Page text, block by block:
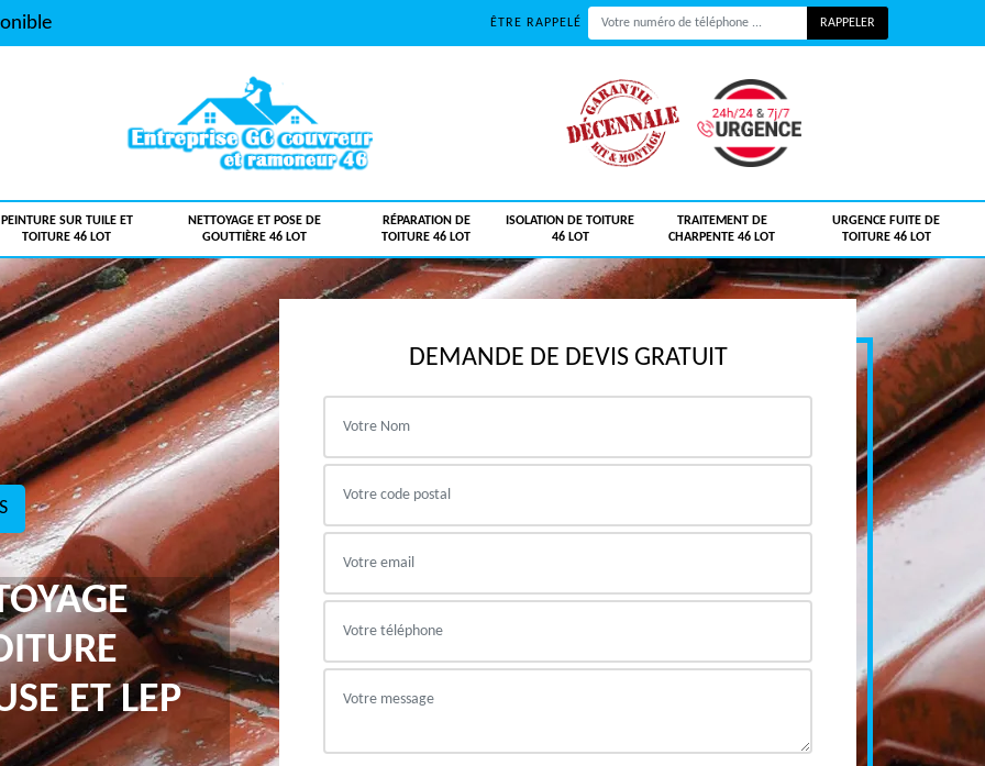
ÊTRE RAPPELÉ
PEINTURE SUR TUILE ET
TOITURE 46 LOT
NETTOYAGE ET POSE DE
GOUTTIÈRE 46 LOT
RÉPARATION DE
TOITURE 46 LOT
ISOLATION DE TOITURE
46 LOT
TRAITEMENT DE
CHARPENTE 46 LOT
URGENCE FUITE DE
TOITURE 46 LOT
ET LEP
DEMANDE DE DEVIS GRATUIT